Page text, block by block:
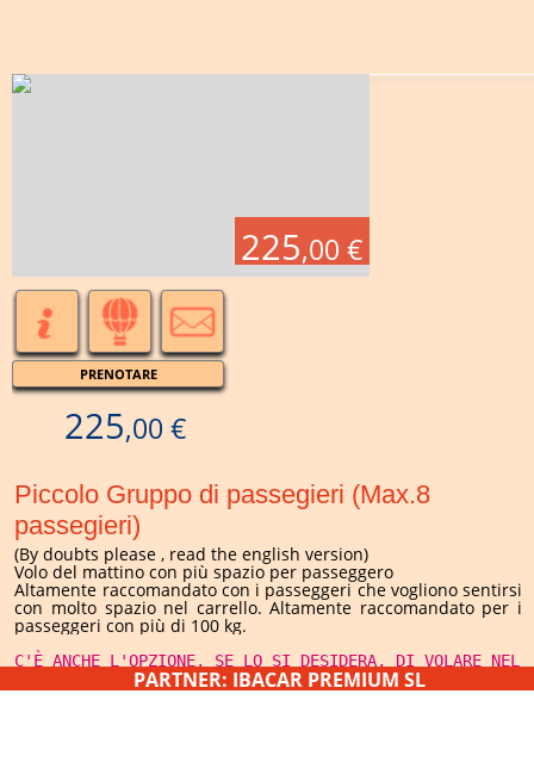
225,00 €
PRENOTARE
225,00 €
Piccolo Gruppo di passegieri (Max.8
passegieri)
(By doubts please , read the english version)
Volo del mattino con più spazio per passeggero
Altamente raccomandato con i passeggeri che vogliono sentirsi
con molto spazio nel carrello. Altamente raccomandato per i
passeggeri con più di 100 kg.
C'È ANCHE L'OPZIONE, SE LO SI DESIDERA, DI VOLARE NEL
PARTNER: IBACAR PREMIUM SL